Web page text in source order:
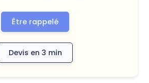
Être rappelé
Devis en 3 min